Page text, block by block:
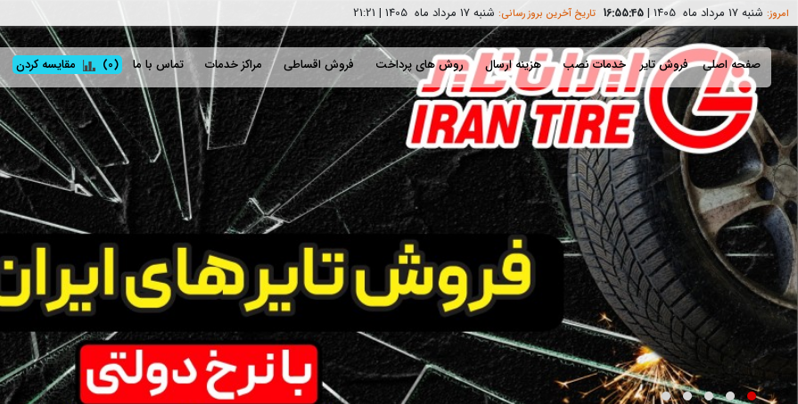
صفحه اصلی فروش تایر خدمات نصب هزینه ارسال روش های پرداخت فروش اقساطی مراکز خدمات تماس با ما (0) مقایسه کردن
امروز: شنبه 17 مرداد ماه 1405 |
16:55:46 تاریخ آخرین بروز رسانی: شنبه 17 مرداد ماه 1405 21:21